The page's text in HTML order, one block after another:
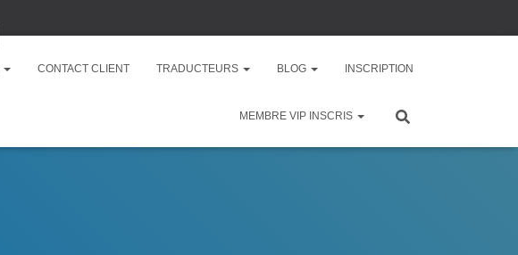
CONTACT CLIENT TRADUCTEURS BLOG INSCRIPTION
MEMBRE VIP INSCRIS